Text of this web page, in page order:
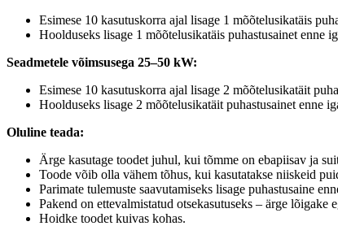
Esimese 10 kasutuskorra ajal lisage 1 mõõtelusikatäis
Hoolduseks lisage 1 mõõtelusikatäis puhastusainet enne
Seadmetele võimsusega 25–50 kW:
Esimese 10 kasutuskorra ajal lisage 2 mõõtelusikatäit
Hoolduseks lisage 2 mõõtelusikatäit puhastusainet enne
Oluline teada:
Ärge kasutage toodet juhul, kui tõmme on ebapiisav ja
Toode võib olla vähem tõhus, kui kasutatakse niiskeid
Parimate tulemuste saavutamiseks lisage puhastusaine
Pakend on ettevalmistatud otsekasutuseks – ärge lõigake
Hoidke toodet kuivas kohas.